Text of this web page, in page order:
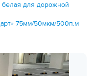
белая для дорожной
75мм/50мкм/500п.м